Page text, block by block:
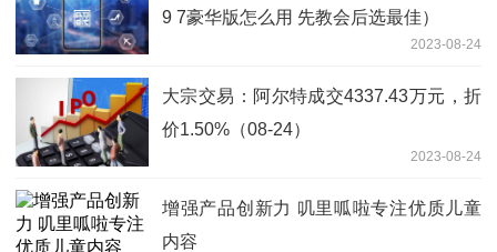
9 7豪华版怎么用 先教会后选最佳）
2023-08-24
大宗交易：阿尔特成交4337.43万元，折
价1.50%（08-24）
2023-08-24
增强产品创新力 叽里呱啦专注优质儿童
内容